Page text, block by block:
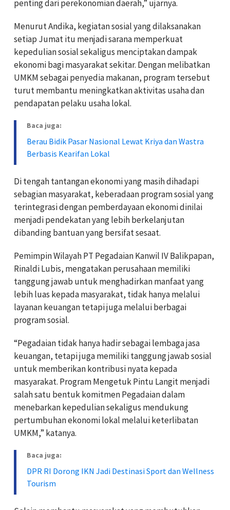
penting dari perekonomian daerah,” ujarnya.
Menurut Andika, kegiatan sosial yang dilaksanakan
setiap Jumat itu menjadi sarana memperkuat
kepedulian sosial sekaligus menciptakan dampak
ekonomi bagi masyarakat sekitar. Dengan melibatkan
UMKM sebagai penyedia makanan, program tersebut
turut membantu meningkatkan aktivitas usaha dan
pendapatan pelaku usaha lokal.
Baca juga:
Berau Bidik Pasar Nasional Lewat Kriya dan Wastra
Berbasis Kearifan Lokal
Di tengah tantangan ekonomi yang masih dihadapi
sebagian masyarakat, keberadaan program sosial yang
terintegrasi dengan pemberdayaan ekonomi dinilai
menjadi pendekatan yang lebih berkelanjutan
dibanding bantuan yang bersifat sesaat.
Pemimpin Wilayah PT Pegadaian Kanwil IV Balikpapan,
Rinaldi Lubis, mengatakan perusahaan memiliki
tanggung jawab untuk menghadirkan manfaat yang
lebih luas kepada masyarakat, tidak hanya melalui
layanan keuangan tetapi juga melalui berbagai
program sosial.
“Pegadaian tidak hanya hadir sebagai lembaga jasa
keuangan, tetapi juga memiliki tanggung jawab sosial
untuk memberikan kontribusi nyata kepada
masyarakat. Program Mengetuk Pintu Langit menjadi
salah satu bentuk komitmen Pegadaian dalam
menebarkan kepedulian sekaligus mendukung
pertumbuhan ekonomi lokal melalui keterlibatan
UMKM,” katanya.
Baca juga:
DPR RI Dorong IKN Jadi Destinasi Sport dan Wellness
Tourism